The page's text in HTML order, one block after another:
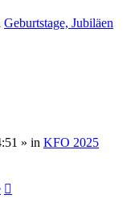
Geburtstage, Jubiläen
» in KFO 2025